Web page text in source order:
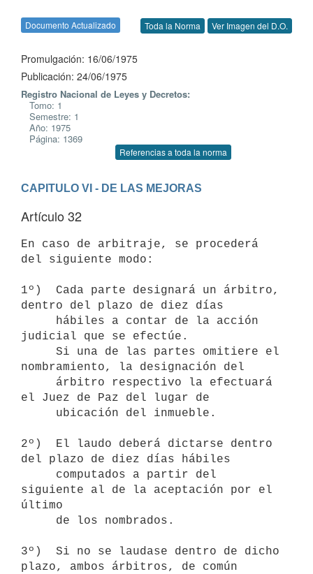
Documento Actualizado Toda la Norma Ver Imagen del D.O.
Promulgación: 16/06/1975
Publicación: 24/06/1975
Registro Nacional de Leyes y Decretos:
Tomo: 1
Semestre: 1
Año: 1975
Página: 1369
Referencias a toda la norma
CAPITULO VI - DE LAS MEJORAS
Artículo 32
En caso de arbitraje, se procederá
del siguiente modo:
1º)  Cada parte designará un árbitro,
dentro del plazo de diez días
judicial que se efectúe.
nombramiento, la designación del
el Juez de Paz del lugar de
2º)  El laudo deberá dictarse dentro
del plazo de diez días hábiles
siguiente al de la aceptación por el
último
3º)  Si no se laudase dentro de dicho
plazo, ambos árbitros, de común